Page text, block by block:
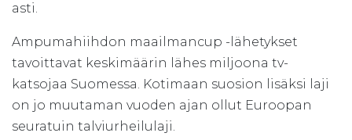
asti.
Ampumahiihdon maailmancup -lähetykset
tavoittavat keskimäärin lähes miljoona tv-
katsojaa Suomessa. Kotimaan suosion lisäksi laji
on jo muutaman vuoden ajan ollut Euroopan
seuratuin talviurheilulaji.